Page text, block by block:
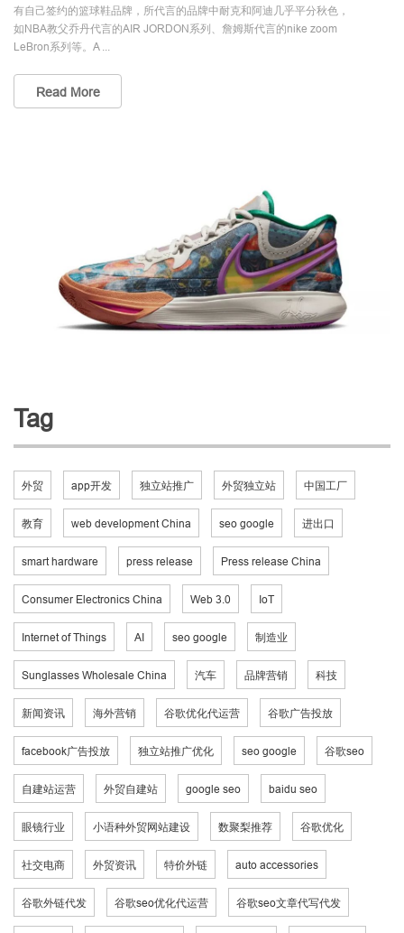
有自己签约的篮球鞋品牌，所代言的品牌中耐克和阿迪几乎平分秋色，
如NBA教父乔丹代言的AIR JORDON系列、詹姆斯代言的nike zoom
LeBron系列等。A ...
Read More
Tag
外贸 app开发 独立站推广 外贸独立站 中国工厂
教育 web development China seo google 进出口
smart hardware press release Press release China
Consumer Electronics China Web 3.0 IoT
Internet of Things AI seo google 制造业
Sunglasses Wholesale China 汽车 品牌营销 科技
新闻资讯 海外营销 谷歌优化代运营 谷歌广告投放
facebook广告投放 独立站推广优化 seo google 谷歌seo
自建站运营 外贸自建站 google seo baidu seo
眼镜行业 小语种外贸网站建设 数聚梨推荐 谷歌优化
社交电商 外贸资讯 特价外链 auto accessories
谷歌外链代发 谷歌seo优化代运营 谷歌seo文章代写代发